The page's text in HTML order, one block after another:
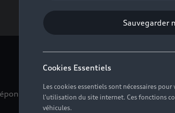
Les réponses
à vos diverses questions autour de
Sauvegarder
Cookies Essentiels
Les cookies essentiels sont nécessaires
l'utilisation du site internet. Ces fonctions
véhicules.